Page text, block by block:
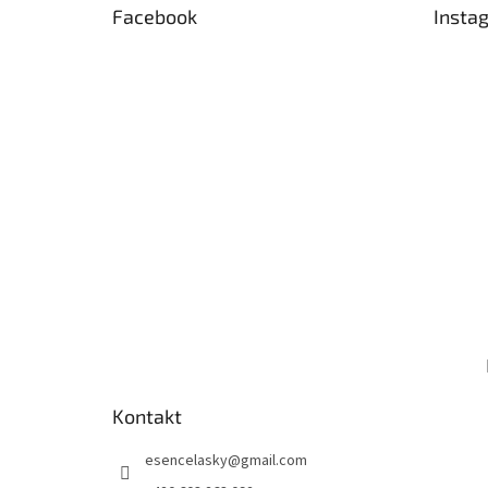
Facebook
Kontakt
esencelasky@gmail.com